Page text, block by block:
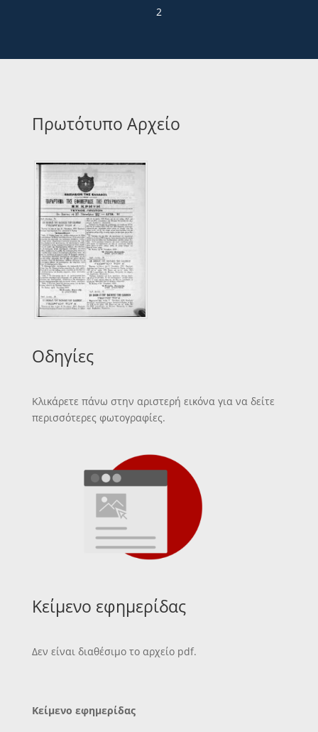
2
Πρωτότυπο Αρχείο
Οδηγίες
Κλικάρετε πάνω στην αριστερή εικόνα για να δείτε
περισσότερες φωτογραφίες.
Κείμενο εφημερίδας
Δεν είναι διαθέσιμο το αρχείο pdf.
Κείμενο εφημερίδας